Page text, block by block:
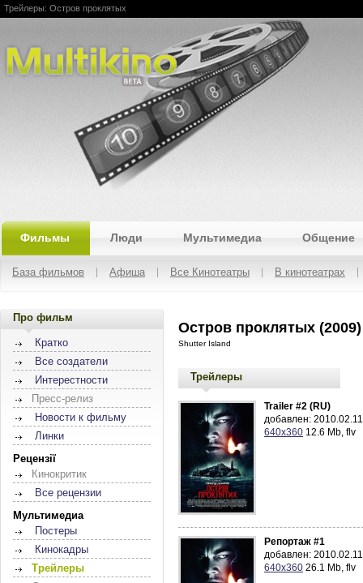
Multikino
Трейлеры: Остров проклятых
Фильмы Люди Мультимедиа Общение
База фильмов Афиша Все Кинотеатры В кинотеатрах
Про фильм
Кратко
Все создатели
Интерестности
Пресс-релиз
Новости к фильму
Линки
Рецензії
Кинокритик
Все рецензии
Мультимедиа
Постеры
Кинокадры
Трейлеры
Остров проклятых (2009)
Shutter Island
Трейлеры
Trailer #2 (RU)
добавлен:
640x360 12.6 Mb, flv
Репортаж #1
добавлен:
640x360 26.1 Mb, flv